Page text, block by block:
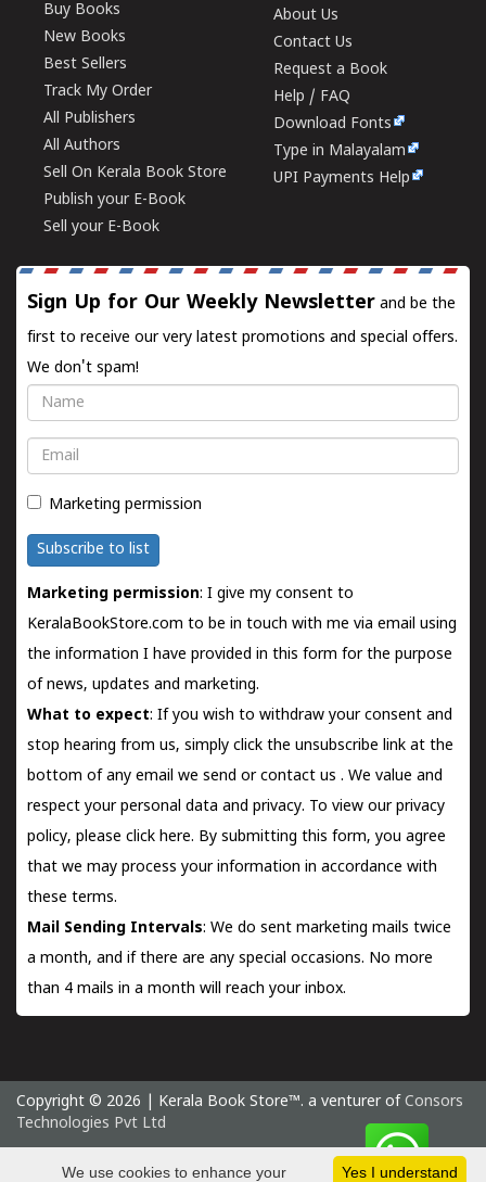
Buy Books
New Books
Best Sellers
Track My Order
All Publishers
All Authors
Sell On Kerala Book Store
Publish your E-Book
Sell your E-Book
About Us
Contact Us
Request a Book
Help / FAQ
Download Fonts
Type in Malayalam
UPI Payments Help
Sign Up for Our Weekly Newsletter and be the
first to receive our very latest promotions and special offers.
We don't spam!
Name
Email
Marketing permission
Subscribe to list
Marketing permission: I give my consent to
KeralaBookStore.com to be in touch with me via email using
the information I have provided in this form for the purpose
of news, updates and marketing.
What to expect: If you wish to withdraw your consent and
stop hearing from us, simply click the unsubscribe link at the
bottom of any email we send orcontact us . We value and
respect your personal data and privacy. To view our privacy
policy, please click here. By submitting this form, you agree
that we may process your information in accordance with
these terms.
Mail Sending Intervals: We do sent marketing mails twice
a month, and if there are any special occasions. No more
than 4 mails in a month will reach your inbox.
Copyright © 2026 | Kerala Book Store™. a venturer of Consors
Technologies Pvt Ltd
Saturday 8 August, 2026 IST
Yes I understand
We use cookies to enhance your